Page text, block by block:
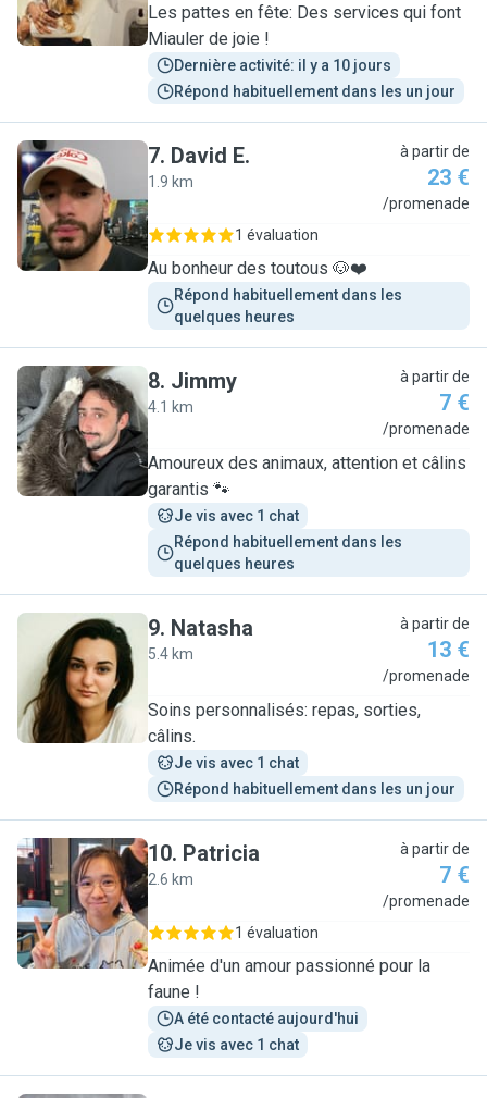
Les pattes en fête: Des services qui font
Miauler de joie !
Dernière activité: il y a 10 jours
Répond habituellement dans les un jour
D
7. David E.
1.9 km
à partir de
23 €
/promenade
1 évaluation
Au bonheur des toutous 🐶❤️
Répond habituellement dans les
quelques heures
J
8. Jimmy
4.1 km
à partir de
7 €
/promenade
Amoureux des animaux, attention et câlins
garantis 🐾
Je vis avec 1 chat
Répond habituellement dans les
quelques heures
N
9. Natasha
5.4 km
à partir de
13 €
/promenade
Soins personnalisés: repas, sorties,
câlins.
Je vis avec 1 chat
Répond habituellement dans les un jour
P
10. Patricia
2.6 km
à partir de
7 €
/promenade
1 évaluation
Animée d'un amour passionné pour la
faune !
A été contacté aujourd'hui
Je vis avec 1 chat